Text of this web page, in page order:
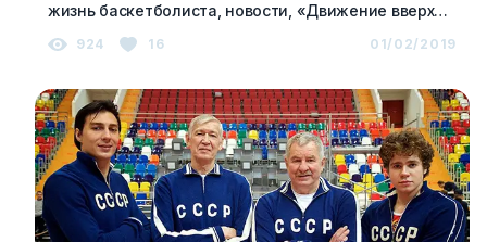
жизнь баскетболиста, новости, «Движение вверх»
924 16 01/02/2019